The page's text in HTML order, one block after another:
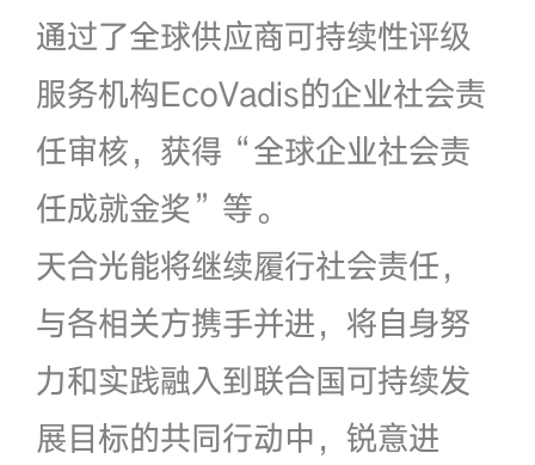
通过了全球供应商可持续性评级
服务机构EcoVadis的企业社会责
任审核，获得“全球企业社会责
任成就金奖”等。
天合光能将继续履行社会责任，
与各相关方携手并进，将自身努
力和实践融入到联合国可持续发
展目标的共同行动中，锐意进